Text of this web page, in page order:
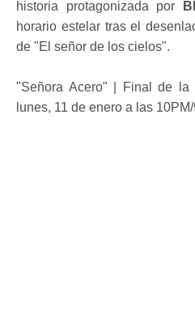
historia protagonizada por
horario estelar tras el
de "El señor de los cielos".
"Señora Acero" | Final de la
lunes, 11 de enero a las